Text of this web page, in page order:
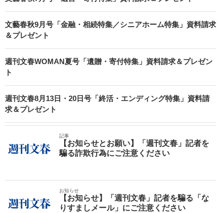
文藝春秋9月号「金融・相続特集／シニアホーム特集」資料請求
＆プレゼント
週刊文春WOMAN夏号「遺贈・寄付特集」資料請求＆プレゼン
ト
週刊文春8月13日・20日号「終活・エンディング特集」資料請
求＆プレゼント
記事
【お知らせとお願い】「週刊文春」記者を
騙る詐欺行為にご注意ください
お知らせ
【お知らせ】「週刊文春」記者を騙る「な
りすましメール」にご注意ください